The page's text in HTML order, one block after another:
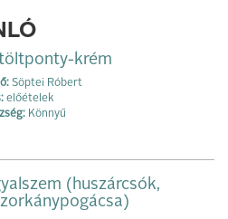
krém
Söptei Róbert
előételek
Könnyű
(huszárcsók,